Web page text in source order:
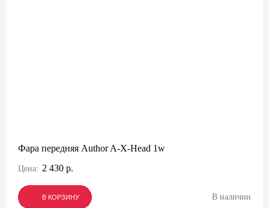
Фара передняя Author A-X-Head 1w
Цена: 2 430 р.
В КОРЗИНУ
В КОРЗИНУ
В КОРЗИНУ В наличии